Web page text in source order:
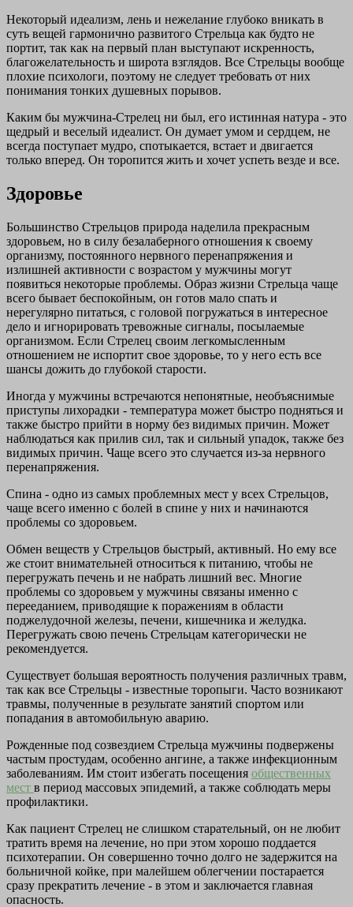
Некоторый идеализм, лень и нежелание глубоко вникать в
суть вещей гармонично развитого Стрельца как будто не
портит, так как на первый план выступают искренность,
благожелательность и широта взглядов. Все Стрельцы вообще
плохие психологи, поэтому не следует требовать от них
понимания тонких душевных порывов.
Каким бы мужчина-Стрелец ни был, его истинная натура - это
щедрый и веселый идеалист. Он думает умом и сердцем, не
всегда поступает мудро, спотыкается, встает и двигается
только вперед. Он торопится жить и хочет успеть везде и все.
Здоровье
Большинство Стрельцов природа наделила прекрасным
здоровьем, но в силу безалаберного отношения к своему
организму, постоянного нервного перенапряжения и
излишней активности с возрастом у мужчины могут
появиться некоторые проблемы. Образ жизни Стрельца чаще
всего бывает беспокойным, он готов мало спать и
нерегулярно питаться, с головой погружаться в интересное
дело и игнорировать тревожные сигналы, посылаемые
организмом. Если Стрелец своим легкомысленным
отношением не испортит свое здоровье, то у него есть все
шансы дожить до глубокой старости.
Иногда у мужчины встречаются непонятные, необъяснимые
приступы лихорадки - температура может быстро подняться и
также быстро прийти в норму без видимых причин. Может
наблюдаться как прилив сил, так и сильный упадок, также без
видимых причин. Чаще всего это случается из-за нервного
перенапряжения.
Спина - одно из самых проблемных мест у всех Стрельцов,
чаще всего именно с болей в спине у них и начинаются
проблемы со здоровьем.
Обмен веществ у Стрельцов быстрый, активный. Но ему все
же стоит внимательней относиться к питанию, чтобы не
перегружать печень и не набрать лишний вес. Многие
проблемы со здоровьем у мужчины связаны именно с
перееданием, приводящие к поражениям в области
поджелудочной железы, печени, кишечника и желудка.
Перегружать свою печень Стрельцам категорически не
рекомендуется.
Существует большая вероятность получения различных травм,
так как все Стрельцы - известные торопыги. Часто возникают
травмы, полученные в результате занятий спортом или
попадания в автомобильную аварию.
Рожденные под созвездием Стрельца мужчины подвержены
частым простудам, особенно ангине, а также инфекционным
заболеваниям. Им стоит избегать посещения общественных
мест в период массовых эпидемий, а также соблюдать меры
профилактики.
Как пациент Стрелец не слишком старательный, он не любит
тратить время на лечение, но при этом хорошо поддается
психотерапии. Он совершенно точно долго не задержится на
больничной койке, при малейшем облегчении постарается
сразу прекратить лечение - в этом и заключается главная
опасность.